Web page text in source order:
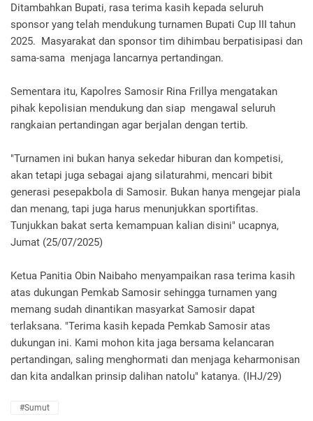
Ditambahkan Bupati, rasa terima kasih kepada seluruh
sponsor yang telah mendukung turnamen Bupati Cup III tahun
2025. Masyarakat dan sponsor tim dihimbau berpatisipasi dan
sama-sama menjaga lancarnya pertandingan.
Sementara itu, Kapolres Samosir Rina Frillya mengatakan
pihak kepolisian mendukung dan siap mengawal seluruh
rangkaian pertandingan agar berjalan dengan tertib.
"Turnamen ini bukan hanya sekedar hiburan dan kompetisi,
akan tetapi juga sebagai ajang silaturahmi, mencari bibit
generasi pesepakbola di Samosir. Bukan hanya mengejar piala
dan menang, tapi juga harus menunjukkan sportifitas.
Tunjukkan bakat serta kemampuan kalian disini" ucapnya,
Jumat (25/07/2025)
Ketua Panitia Obin Naibaho menyampaikan rasa terima kasih
atas dukungan Pemkab Samosir sehingga turnamen yang
memang sudah dinantikan masyarkat Samosir dapat
terlaksana. "Terima kasih kepada Pemkab Samosir atas
dukungan ini. Kami mohon kita jaga bersama kelancaran
pertandingan, saling menghormati dan menjaga keharmonisan
dan kita andalkan prinsip dalihan natolu" katanya. (IHJ/29)
#Sumut